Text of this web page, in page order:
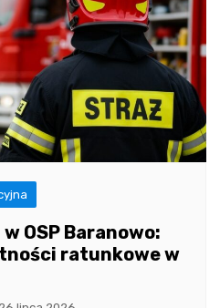
OSP Baranowo:
ratunkowe w